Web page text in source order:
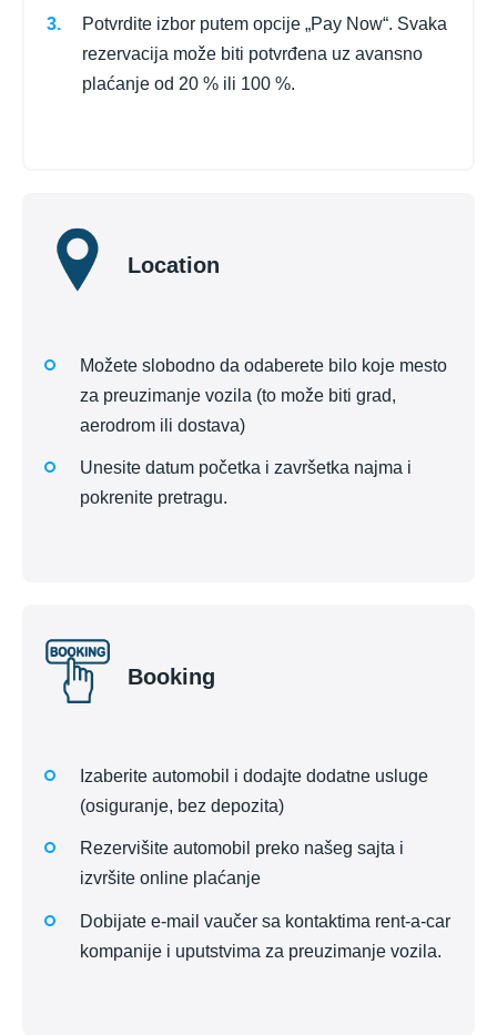
Potvrdite izbor putem opcije „Pay Now“. Svaka
rezervacija može biti potvrđena uz avansno
plaćanje od 20 % ili 100 %.
Location
Možete slobodno da odaberete bilo koje mesto
za preuzimanje vozila (to može biti grad,
aerodrom ili dostava)
Unesite datum početka i završetka najma i
pokrenite pretragu.
Booking
Izaberite automobil i dodajte dodatne usluge
(osiguranje, bez depozita)
Rezervišite automobil preko našeg sajta i
izvršite online plaćanje
Dobijate e-mail vaučer sa kontaktima rent-a-car
kompanije i uputstvima za preuzimanje vozila.